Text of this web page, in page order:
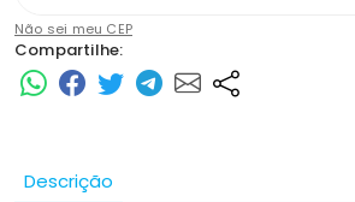
Não sei meu CEP
Compartilhe:
Descrição